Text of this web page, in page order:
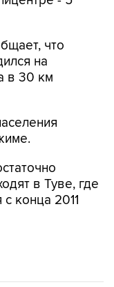
что
на
в 30 км
в Туве, где
конца 2011